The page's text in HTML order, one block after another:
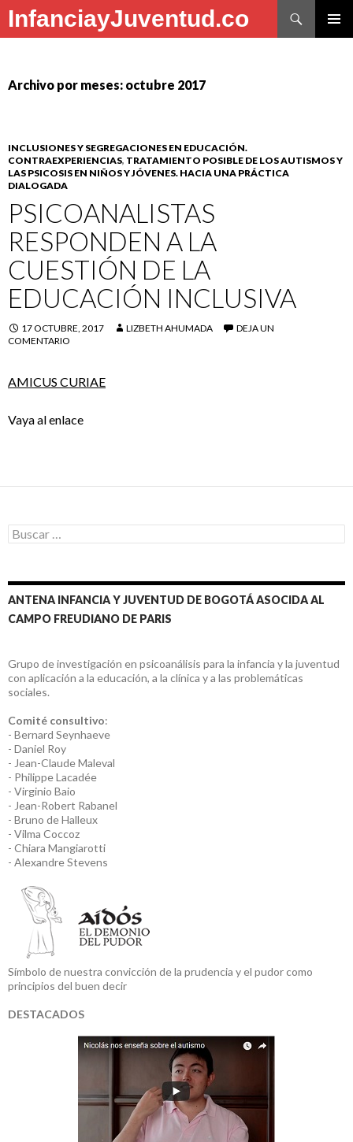
InfanciayJuventud.co
Buscar
Archivo por meses: octubre 2017
INCLUSIONES Y SEGREGACIONES EN EDUCACIÓN.
CONTRAEXPERIENCIAS, TRATAMIENTO POSIBLE DE LOS AUTISMOS Y
LAS PSICOSIS EN NIÑOS Y JÓVENES. HACIA UNA PRÁCTICA
DIALOGADA
PSICOANALISTAS
RESPONDEN A LA
CUESTIÓN DE LA
EDUCACIÓN INCLUSIVA
17 OCTUBRE, 2017 LIZBETH AHUMADA
DEJA UN
COMENTARIO
AMICUS CURIAE
Vaya al enlace
Buscar:
ANTENA INFANCIA Y JUVENTUD DE BOGOTÁ ASOCIDA AL
CAMPO FREUDIANO DE PARIS
Grupo de investigación en psicoanálisis para la infancia y la juventud
con aplicación a la educación, a la clínica y a las problemáticas
sociales.
Comité consultivo:
- Bernard Seynhaeve
- Daniel Roy
- Jean-Claude Maleval
- Philippe Lacadée
- Virginio Baio
- Jean-Robert Rabanel
- Bruno de Halleux
- Vilma Coccoz
- Chiara Mangiarotti
- Alexandre Stevens
Símbolo de nuestra convicción de la prudencia y el pudor como
principios del buen decir
DESTACADOS